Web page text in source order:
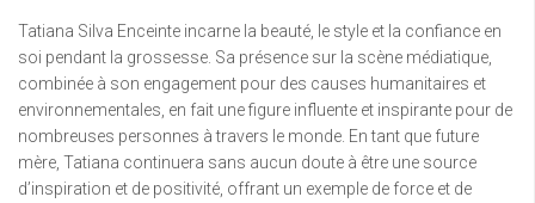
Tatiana Silva Enceinte incarne la beauté, le style et la confiance en
soi pendant la grossesse. Sa présence sur la scène médiatique,
combinée à son engagement pour des causes humanitaires et
environnementales, en fait une figure influente et inspirante pour de
nombreuses personnes à travers le monde. En tant que future
mère, Tatiana continuera sans aucun doute à être une source
d’inspiration et de positivité, offrant un exemple de force et de